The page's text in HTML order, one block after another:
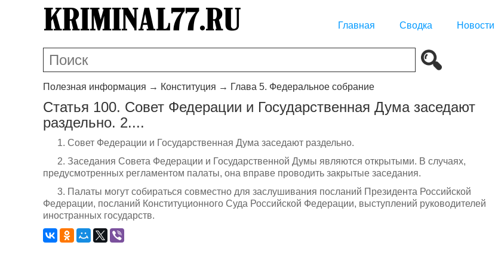
Главная Сводка Новости
Полезная информация → Конституция → Глава 5. Федеральное собрание
Статья 100. Совет Федерации и Государственная Дума заседают
раздельно. 2....
1. Совет Федерации и Государственная Дума заседают раздельно.
2. Заседания Совета Федерации и Государственной Думы являются открытыми. В случаях,
предусмотренных регламентом палаты, она вправе проводить закрытые заседания.
3. Палаты могут собираться совместно для заслушивания посланий Президента Российской
Федерации, посланий Конституционного Суда Российской Федерации, выступлений руководителей
иностранных государств.